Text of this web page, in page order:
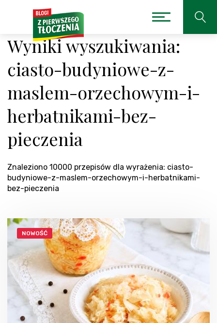
Wyniki wyszukiwania:
ciasto-budyniowe-z-
maslem-orzechowym-i-
herbatnikami-bez-
pieczenia
Znaleziono 10000 przepisów dla wyrażenia: ciasto-
budyniowe-z-maslem-orzechowym-i-herbatnikami-
bez-pieczenia
NOWOŚĆ